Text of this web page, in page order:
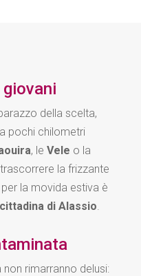
giovani
della scelta,
pochi chilometri
, leVele o la
la frizzante
la movida estiva è
cittadina di Alassio
rimarranno delusi: